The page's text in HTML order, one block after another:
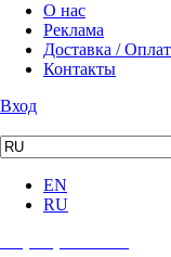
О нас
Реклама
Доставка /
Контакты
Вход
EN
RU